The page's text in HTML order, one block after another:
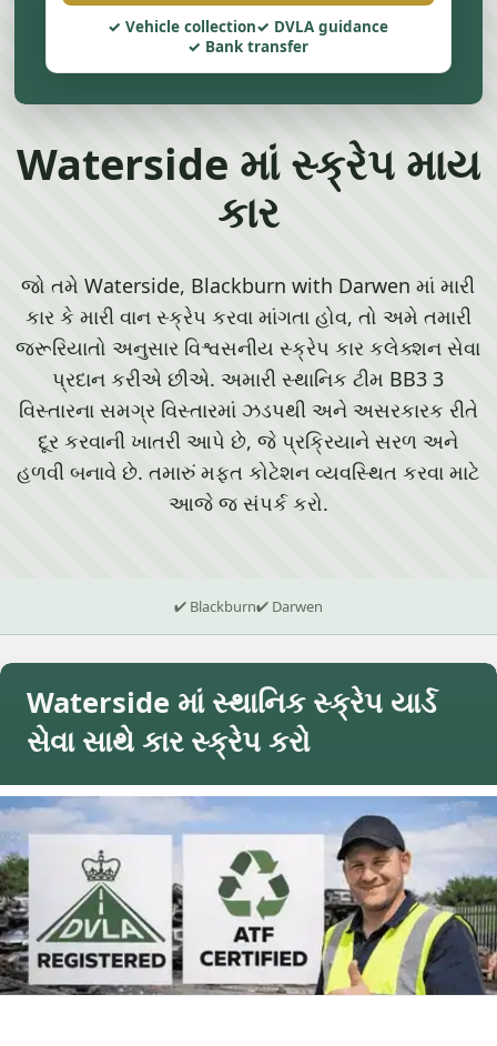
Vehicle collection
DVLA guidance
Bank transfer
Waterside માં સ્ક્રેપ માય
કાર
જો તમે Waterside, Blackburn with Darwen માં મારી
કાર કે મારી વાન સ્ક્રેપ કરવા માંગતા હોવ, તો અમે તમારી
જરૂરિયાતો અનુસાર વિશ્વસનીય સ્ક્રેપ કાર કલેક્શન સેવા
પ્રદાન કરીએ છીએ. અમારી સ્થાનિક ટીમ BB3 3
વિસ્તારના સમગ્ર વિસ્તારમાં ઝડપથી અને અસરકારક રીતે
દૂર કરવાની ખાતરી આપે છે, જે પ્રક્રિયાને સરળ અને
હળવી બનાવે છે. તમારું મફત કોટેશન વ્યવસ્થિત કરવા માટે
આજે જ સંપર્ક કરો.
✔ Blackburn✔ Darwen
Waterside માં સ્થાનિક સ્ક્રેપ યાર્ડ
સેવા સાથે કાર સ્ક્રેપ કરો